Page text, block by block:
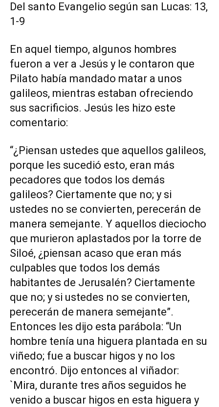
Del santo Evangelio según san Lucas: 13,
1-9
En aquel tiempo, algunos hombres
fueron a ver a Jesús y le contaron que
Pilato había mandado matar a unos
galileos, mientras estaban ofreciendo
sus sacrificios. Jesús les hizo este
comentario:
“¿Piensan ustedes que aquellos galileos,
porque les sucedió esto, eran más
pecadores que todos los demás
galileos? Ciertamente que no; y si
ustedes no se convierten, perecerán de
manera semejante. Y aquellos dieciocho
que murieron aplastados por la torre de
Siloé, ¿piensan acaso que eran más
culpables que todos los demás
habitantes de Jerusalén? Ciertamente
que no; y si ustedes no se convierten,
perecerán de manera semejante”.
Entonces les dijo esta parábola: “Un
hombre tenía una higuera plantada en su
viñedo; fue a buscar higos y no los
encontró. Dijo entonces al viñador:
`Mira, durante tres años seguidos he
venido a buscar higos en esta higuera y